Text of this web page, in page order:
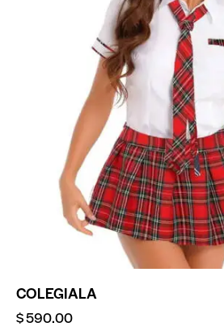
COLEGIALA
$590.00